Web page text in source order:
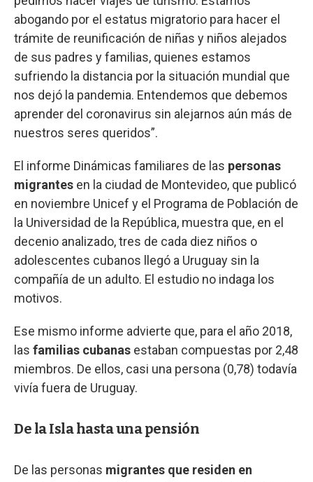
abogando por el estatus migratorio para hacer el
trámite de reunificación de niñas y niños alejados
de sus padres y familias, quienes estamos
sufriendo la distancia por la situación mundial que
nos dejó la pandemia. Entendemos que debemos
aprender del coronavirus sin alejarnos aún más de
nuestros seres queridos”.
El informe Dinámicas familiares de las personas
migrantes en la ciudad de Montevideo, que publicó
en noviembre Unicef y el Programa de Población de
la Universidad de la República, muestra que, en el
decenio analizado, tres de cada diez niños o
adolescentes cubanos llegó a Uruguay sin la
compañía de un adulto. El estudio no indaga los
motivos.
Ese mismo informe advierte que, para el año 2018,
las familias cubanas estaban compuestas por 2,48
miembros. De ellos, casi una persona (0,78) todavía
vivía fuera de Uruguay.
De la Isla hasta una pensión
De las personas migrantes que residen en